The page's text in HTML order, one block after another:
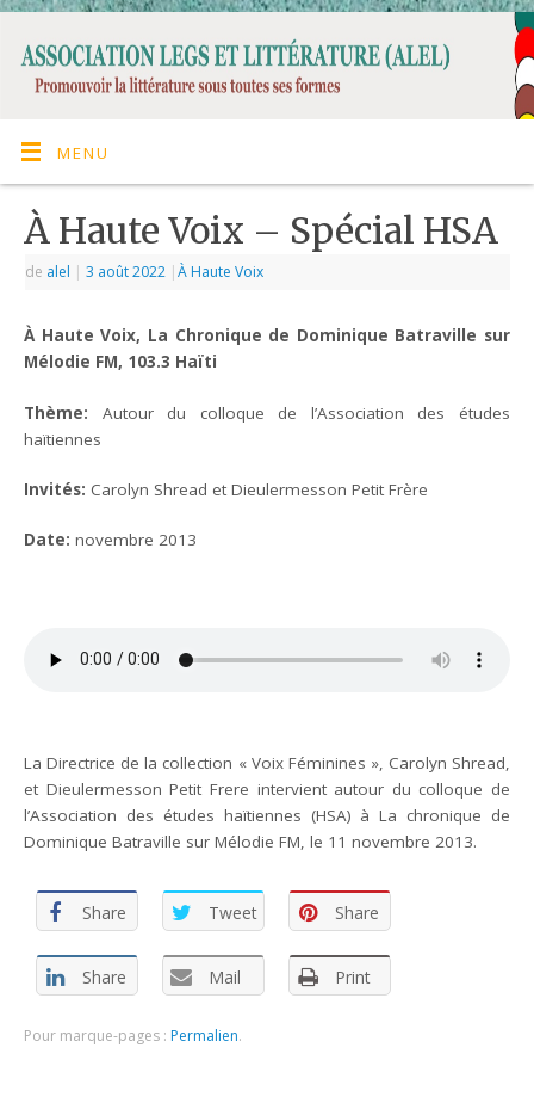
MENU
À Haute Voix – Spécial HSA
de alel | 3 août 2022 |À Haute Voix
À Haute Voix, La Chronique de Dominique Batraville sur
Mélodie FM, 103.3 Haïti
Thème: Autour du colloque de l’Association des études
haïtiennes
Invités: Carolyn Shread et Dieulermesson Petit Frère
Date:novembre 2013
La Directrice de la collection « Voix Féminines », Carolyn Shread,
et Dieulermesson Petit Frere intervient autour du colloque de
l’Association des études haïtiennes (HSA) à La chronique de
Dominique Batraville sur Mélodie FM, le 11 novembre 2013.
Share Tweet Share
Share Mail Print
Pour marque-pages : Permalien.